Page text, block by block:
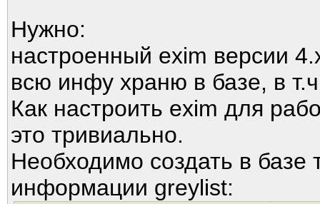
Нужно:
настроенный exim версии
всю инфу храню в базе, в
Как настроить exim для
это тривиально.
Необходимо создать в базе
информации greylist: